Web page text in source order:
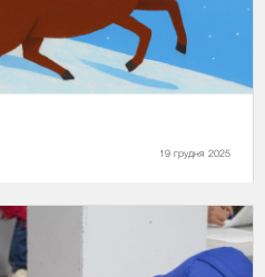
19 грудня 2025